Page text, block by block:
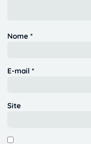
Nome *
E-mail *
Site